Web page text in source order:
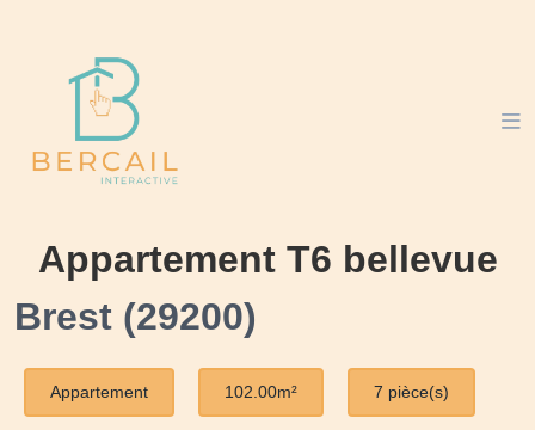
Appartement T6 bellevue
Brest (29200)
Appartement 102.00m² 7 pièce(s)